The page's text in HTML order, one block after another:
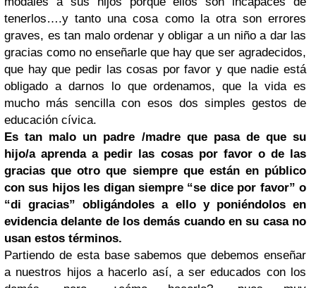
tenerlos….y tanto una cosa como la otra son errores
graves, es tan malo ordenar y obligar a un niño a dar las
gracias como no enseñarle que hay que ser agradecidos,
que hay que pedir las cosas por favor y que nadie está
obligado a darnos lo que ordenamos, que la vida es
mucho más sencilla con esos dos simples gestos de
educación cívica.
Es tan malo un padre /madre que pasa de que su
hijo/a aprenda a pedir las cosas por favor o de las
gracias que otro que siempre que están en público
con sus hijos les digan siempre “se dice por favor” o
“di gracias” obligándoles a ello y poniéndolos en
evidencia delante de los demás cuando en su casa no
usan estos términos.
Partiendo de esta base sabemos que debemos enseñar
a nuestros hijos a hacerlo así, a ser educados con los